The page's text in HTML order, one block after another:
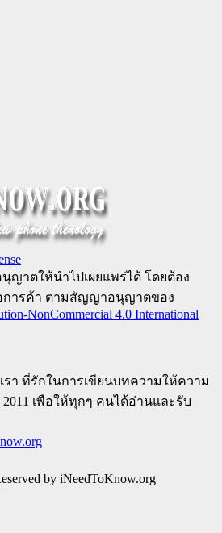
ญาตให้นำไปเผยแพร่ได้ โดยต้อง
การค้า ตามสัญญาอนุญาตของ
NonCommercial 4.0 International
เรา ที่รักในการเขียนบทความให้ความ
2011 เพือให้ทุกๆ คนได้อ่านและรับ
by iNeedToKnow.org